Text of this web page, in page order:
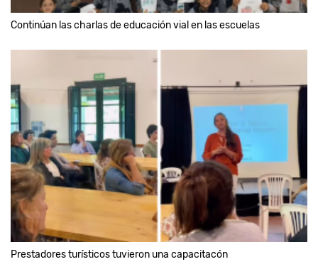
Continúan las charlas de educación vial en las escuelas
Prestadores turísticos tuvieron una capacitacón